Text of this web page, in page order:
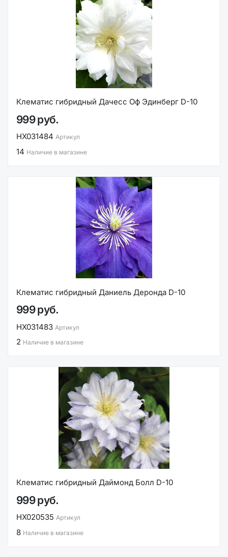
Клематис гибридный Дачесс Оф Эдинберг D-10
999 руб.
НХ031484 Артикул
14 Наличие в магазине
Клематис гибридный Даниель Деронда D-10
999 руб.
НХ031483 Артикул
2 Наличие в магазине
Клематис гибридный Даймонд Болл D-10
999 руб.
НХ020535 Артикул
8 Наличие в магазине